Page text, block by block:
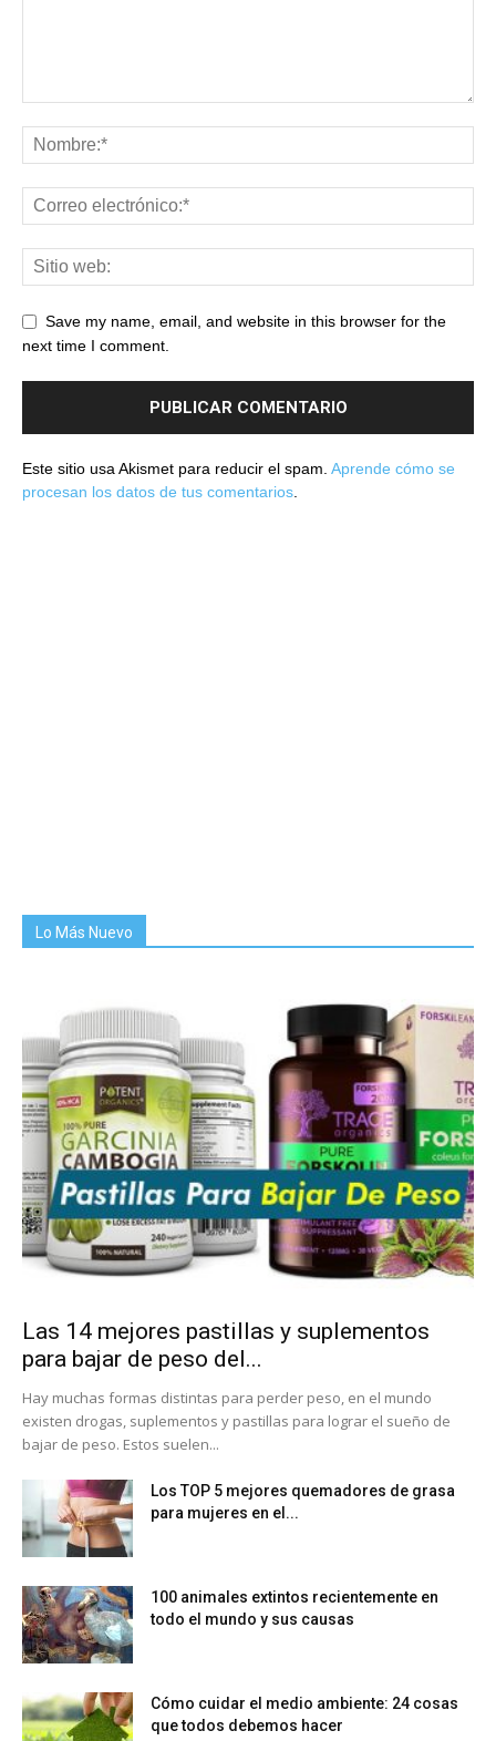
Save my name, email, and website in this browser for the
next time I comment.
Este sitio usa Akismet para reducir el spam. Aprende cómo se
procesan los datos de tus comentarios
Lo Más Nuevo
Las 14 mejores pastillas y suplementos
para bajar de peso del...
Hay muchas formas distintas para perder peso, en el mundo
existen drogas, suplementos y pastillas para lograr el sueño de
bajar de peso. Estos suelen...
Los TOP 5 mejores quemadores de grasa
para mujeres en el...
100 animales extintos recientemente en
todo el mundo y sus causas
Cómo cuidar el medio ambiente: 24 cosas
que todos debemos hacer